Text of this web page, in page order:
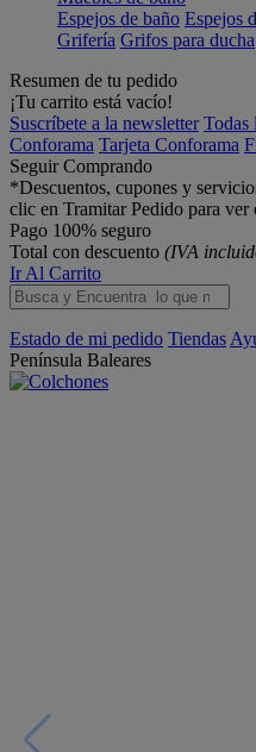
Espejos de baño Espejos
Grifería Grifos para ducha
Resumen de tu pedido
¡Tu carrito está vacío!
Suscríbete a la newsletter Todas
Conforama Tarjeta Conforama
Seguir Comprando
*Descuentos, cupones y
clic en Tramitar Pedido para ver
Pago 100% seguro
Total con descuento (IVA
Ir Al Carrito
Estado de mi pedido Tiendas
Península Baleares